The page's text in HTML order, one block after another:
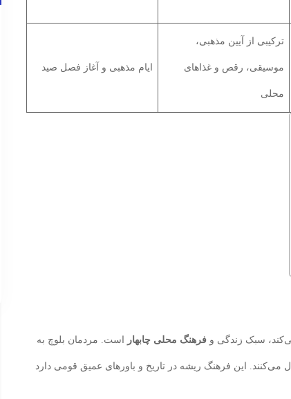
ترکیبی از آیین مذهبی،
موسیقی، رقص و غذاهای
محلی
ایام مذهبی و آغاز فصل صید
سبک زندگی و فرهنگ محلی چابهار است. مردمان بلوچ به
این فرهنگ ریشه در تاریخ و باورهای عمیق قومی دارد